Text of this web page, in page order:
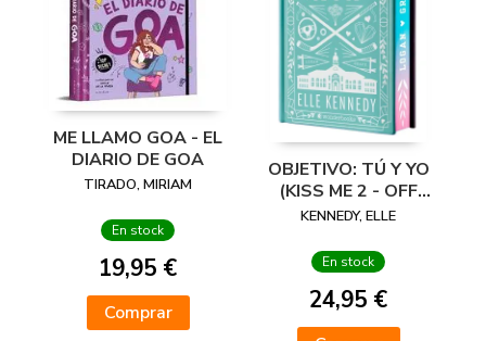
ME LLAMO GOA - EL
DIARIO DE GOA
TIRADO, MIRIAM
En stock
19,95 €
Comprar
OBJETIVO: TÚ Y YO
(KISS ME 2 - OFF
CAMPUS 2) -
EN TAPA DURA
CON
KENNEDY, ELLE
En stock
24,95 €